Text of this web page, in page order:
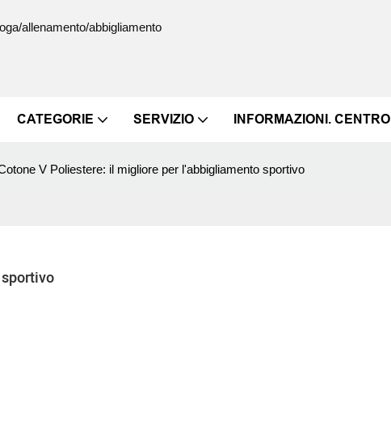
allenamento/abbigliamento
CATEGORIE SERVIZIO INFORMAZIONI. CENTRO
V Poliestere: il migliore per l'abbigliamento sportivo